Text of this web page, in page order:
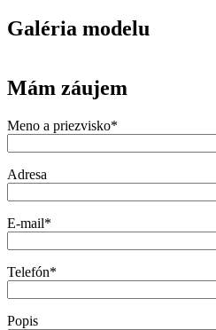
Galéria modelu
Mám záujem
Meno a priezvisko*
Adresa
E-mail*
Telefón*
Popis